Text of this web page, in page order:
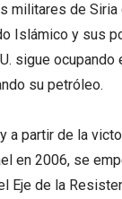
militares de Siria
Islámico y sus
sigue ocupando
su petróleo.
a partir de la
en 2006, se
Eje de la